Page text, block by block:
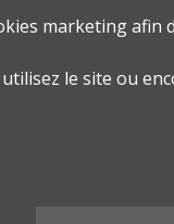
marketing afin
le site ou